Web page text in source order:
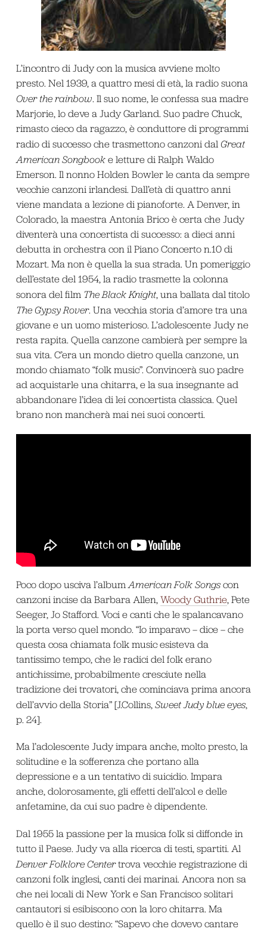
L’incontro di Judy con la musica avviene molto
presto. Nel 1939, a quattro mesi di età, la radio suona
Over the rainbow. Il suo nome, le confessa sua madre
Marjorie, lo deve a Judy Garland. Suo padre Chuck,
rimasto cieco da ragazzo, è conduttore di programmi
radio di successo che trasmettono canzoni dal Great
American Songbooke letture di Ralph Waldo
Emerson. Il nonno Holden Bowler le canta da sempre
vecchie canzoni irlandesi. Dall’età di quattro anni
viene mandata a lezione di pianoforte. A Denver, in
Colorado, la maestra Antonia Brico è certa che Judy
diventerà una concertista di successo: a dieci anni
debutta in orchestra con il Piano Concerto n.10 di
Mozart. Ma non è quella la sua strada. Un pomeriggio
dell’estate del 1954, la radio trasmette la colonna
sonora del film The Black Knight, una ballata dal titolo
The Gypsy Rover. Una vecchia storia d’amore tra una
giovane e un uomo misterioso. L’adolescente Judy ne
resta rapita. Quella canzone cambierà per sempre la
sua vita. C’era un mondo dietro quella canzone, un
mondo chiamato “folk music”. Convincerà suo padre
ad acquistarle una chitarra, e la sua insegnante ad
abbandonare l’idea di lei concertista classica. Quel
brano non mancherà mai nei suoi concerti.
Poco dopo usciva l’album American Folk Songscon
canzoni incise da Barbara Allen, Woody Guthrie, Pete
Seeger, Jo Stafford. Voci e canti che le spalancavano
la porta verso quel mondo. “Io imparavo – dice – che
questa cosa chiamata folk music esisteva da
tantissimo tempo, che le radici del folk erano
antichissime, probabilmente cresciute nella
tradizione dei trovatori, che cominciava prima ancora
dell’avvio della Storia” [J.Collins, Sweet Judy blue eyes,
p. 24].
Ma l’adolescente Judy impara anche, molto presto, la
solitudine e la sofferenza che portano alla
depressione e a un tentativo di suicidio. Impara
anche, dolorosamente, gli effetti dell’alcol e delle
anfetamine, da cui suo padre è dipendente.
Dal 1955 la passione per la musica folk si diffonde in
tutto il Paese. Judy va alla ricerca di testi, spartiti. Al
Denver Folklore Centertrova vecchie registrazione di
canzoni folk inglesi, canti dei marinai. Ancora non sa
che nei locali di New York e San Francisco solitari
cantautori si esibiscono con la loro chitarra. Ma
quello è il suo destino: “Sapevo che dovevo cantare